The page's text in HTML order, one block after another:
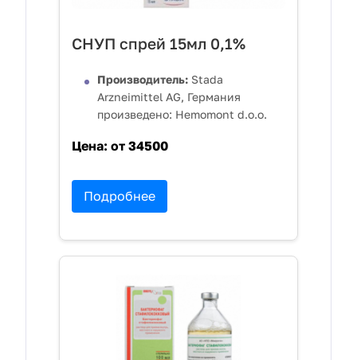
СНУП спрей 15мл 0,1%
Производитель: Stada
Arzneimittel AG, Германия
произведено: Hemomont d.o.o.
Цена: от 34500
Подробнее